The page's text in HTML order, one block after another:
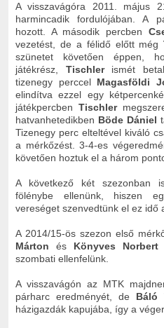
A visszavágóra 2011. május
harmincadik fordulójában. A
hozott. A második percben
vezetést, de a félidő előtt még
szünetet követően éppen,
játékrész, Tischlerismét
tizenegy perccel Magasföldi
elindítva ezzel egy
játékpercbenTischler
hatvanhetedikben Böde Dániel
Tizenegy perc elteltével kiváló
a mérkőzést. 3-4-es
követően hoztuk el a három
A következő két szezonban
fölénybe ellenünk, hiszen
vereséget szenvedtünk el ez idő
A 2014/15-ös szezon első
Márton és Könyves Norbert
szombati ellenfelünk.
A visszavágón az MTK
párharc eredményét, de
Báló
házigazdák kapujába, így a